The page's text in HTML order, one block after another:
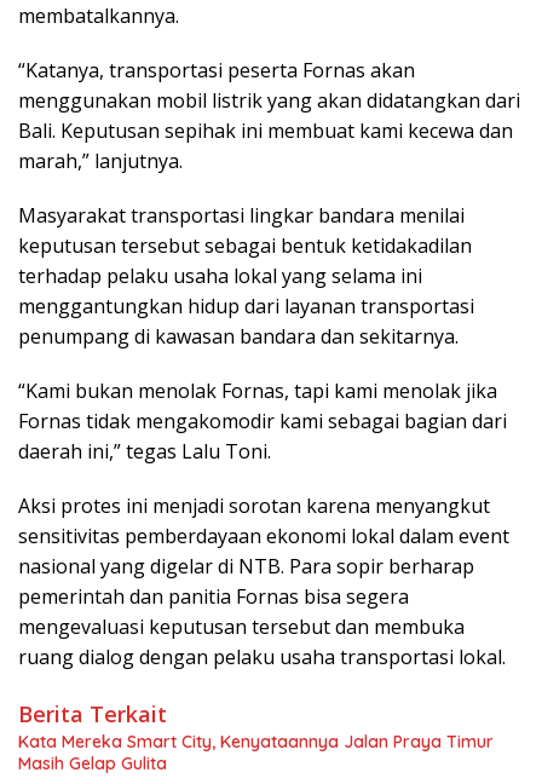
membatalkannya.
“Katanya, transportasi peserta Fornas akan
menggunakan mobil listrik yang akan didatangkan dari
Bali. Keputusan sepihak ini membuat kami kecewa dan
marah,” lanjutnya.
Masyarakat transportasi lingkar bandara menilai
keputusan tersebut sebagai bentuk ketidakadilan
terhadap pelaku usaha lokal yang selama ini
menggantungkan hidup dari layanan transportasi
penumpang di kawasan bandara dan sekitarnya.
“Kami bukan menolak Fornas, tapi kami menolak jika
Fornas tidak mengakomodir kami sebagai bagian dari
daerah ini,” tegas Lalu Toni.
Aksi protes ini menjadi sorotan karena menyangkut
sensitivitas pemberdayaan ekonomi lokal dalam event
nasional yang digelar di NTB. Para sopir berharap
pemerintah dan panitia Fornas bisa segera
mengevaluasi keputusan tersebut dan membuka
ruang dialog dengan pelaku usaha transportasi lokal.
Berita Terkait
Kata Mereka Smart City, Kenyataannya Jalan Praya Timur
Masih Gelap Gulita